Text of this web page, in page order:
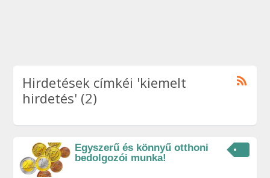
Hirdetések címkéi 'kiemelt
hirdetés' (2)
Egyszerű és könnyű otthoni
bedolgozói munka!